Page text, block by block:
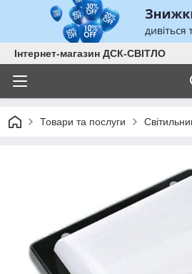
Інтернет-магазин ДСК-СВІТЛО
Товари та послуги